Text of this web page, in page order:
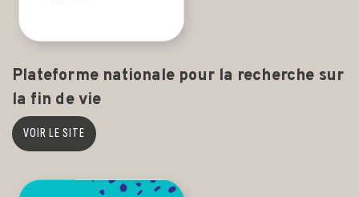
Plateforme nationale pour la recherche sur
la fin de vie
VOIR LE SITE